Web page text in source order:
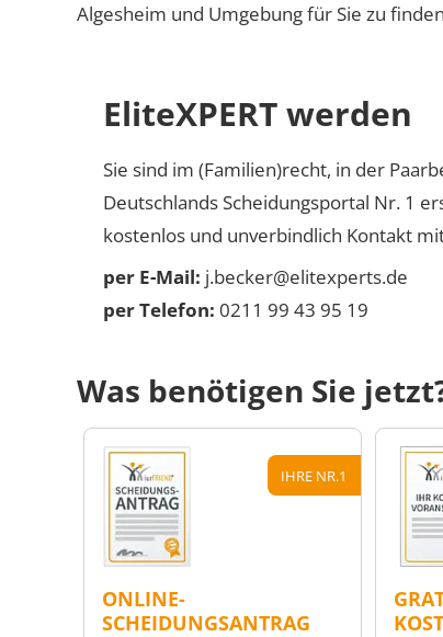
Algesheim und Umgebung für Sie zu
EliteXPERT werden
Sie sind im (Familien)recht, in der
Deutschlands Scheidungsportal Nr. 1
kostenlos und unverbindlich Kontakt
per E-Mail: j.becker@elitexperts.de
per Telefon: 0211 99 43 95 19
Was benötigen Sie
IHRE NR.1
ONLINE-
SCHEIDUNGSANTRAG